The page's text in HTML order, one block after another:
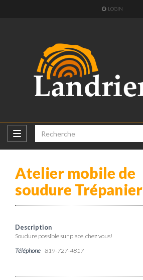
LOGIN
Atelier mobile de
soudure Trépanier
Description
Soudure possible sur place, chez vous!
Téléphone 819-727-4817